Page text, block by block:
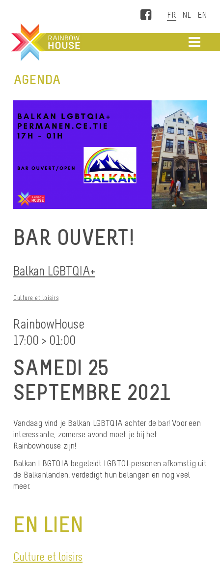
Facebook
AGENDA
BAR OUVERT!
Balkan LGBTQIA+
Culture et loisirs
RainbowHouse
17:00 > 01:00
SAMEDI 25
SEPTEMBRE 2021
Vandaag vind je Balkan LGBTQIA achter de bar! Voor een
interessante, zomerse avond moet je bij het
Rainbowhouse zijn!
Balkan LBGTQIA begeleidt LGBTQI-personen afkomstig uit
de Balkanlanden, verdedigt hun belangen en nog veel
meer.
EN LIEN
Culture et loisirs